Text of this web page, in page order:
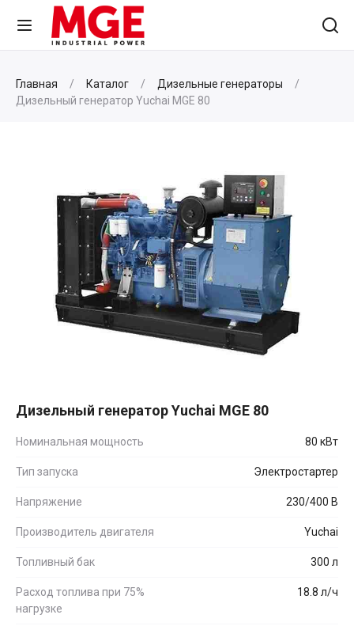
Главная Каталог
Дизельные генераторы
Дизельный генератор Yuchai MGE 80
Дизельный генератор Yuchai MGE 80
Номинальная мощность 80 кВт
Тип запуска Электростартер
Напряжение 230/400 В
Производитель двигателя Yuchai
Топливный бак 300 л
Расход топлива при 75%
нагрузке
18.8 л/ч